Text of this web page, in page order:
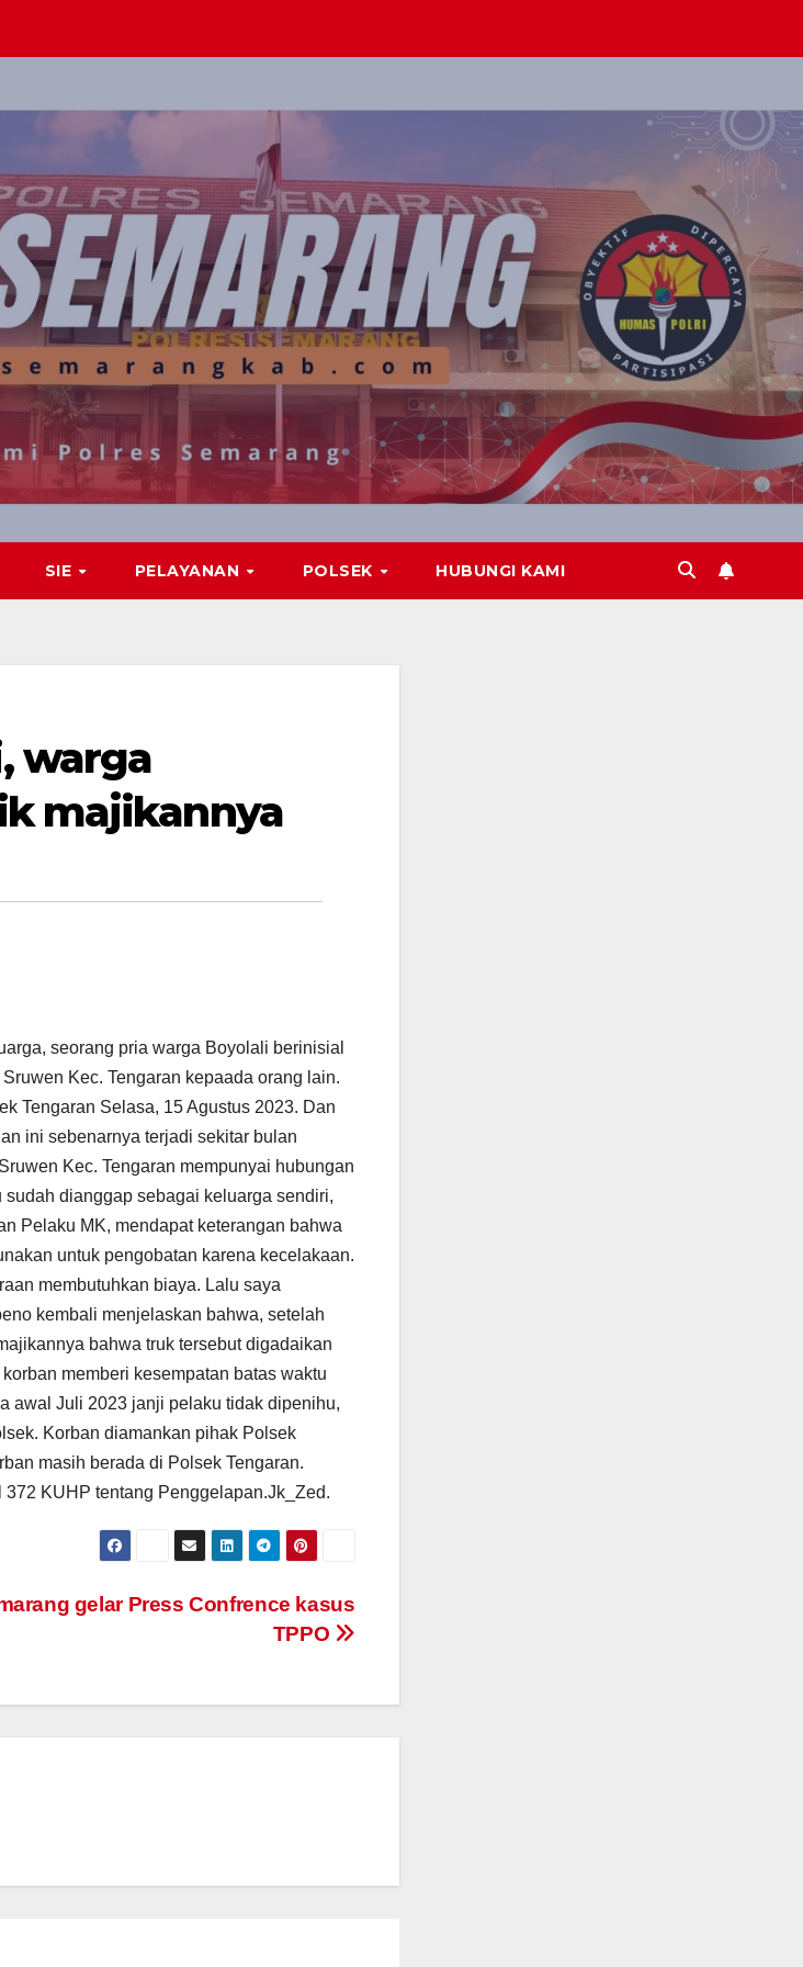
SIE PELAYANAN POLSEK HUBUNGI KAMI
warga
majikannya
seorang pria warga Boyolali berinisial
Kec. Tengaran kepaada orang lain.
Tengaran Selasa, 15 Agustus 2023. Dan
ini sebenarnya terjadi sekitar bulan
Kec. Tengaran mempunyai hubungan
dianggap sebagai keluarga sendiri,
Pelaku MK, mendapat keterangan bahwa
untuk pengobatan karena kecelakaan.
membutuhkan biaya. Lalu saya
kembali menjelaskan bahwa, setelah
bahwa truk tersebut digadaikan
memberi kesempatan batas waktu
awal Juli 2023 janji pelaku tidak dipenihu,
Korban diamankan pihak Polsek
masih berada di Polsek Tengaran.
KUHP tentang Penggelapan.Jk_Zed.
gelar Press Confrence kasus
TPPO